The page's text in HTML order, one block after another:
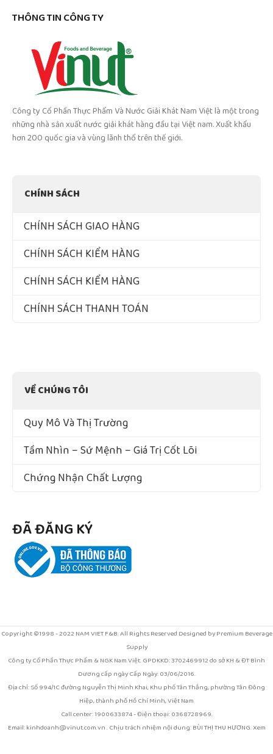
THÔNG TIN CÔNG TY
Công ty Cổ Phần Thực Phẩm Và Nước Giải Khát Nam Việt là một trong
những nhà sản xuất nước giải khát hàng đầu tại Việt nam. Xuất khẩu
hơn 200 quốc gia và vùng lãnh thổ trên thế giới.
CHÍNH SÁCH
CHÍNH SÁCH GIAO HÀNG
CHÍNH SÁCH KIỂM HÀNG
CHÍNH SÁCH KIỂM HÀNG
CHÍNH SÁCH THANH TOÁN
VỀ CHÚNG TÔI
Quy Mô Và Thị Trường
Tầm Nhìn – Sứ Mệnh – Giá Trị Cốt Lõi
Chứng Nhận Chất Lượng
ĐÃ ĐĂNG KÝ
Copyright ©1998 - 2022 NAM VIET F&B. All Rights Reserved Designed by Premium Beverage
Supply
Công ty Cổ Phần Thực Phẩm & NGK Nam Việt. GPDKKD: 3702469912 do sở KH & ĐT Bình
Dương cấp ngày Cấp Ngày: 03/06/2016.
Địa chỉ: Số 994/1C đường Nguyễn Thị Minh Khai, Khu phố Tân Thắng, phường Tân Đông
Hiệp, thành phố Hồ Chí Minh, Việt Nam
Call center: 1900633874 - Điện thoại: 0368728969.
Email: kinhdoanh@vinut.com.vn . Chịu trách nhiệm nội dung: BÙI THỊ THU HƯƠNG. Xem